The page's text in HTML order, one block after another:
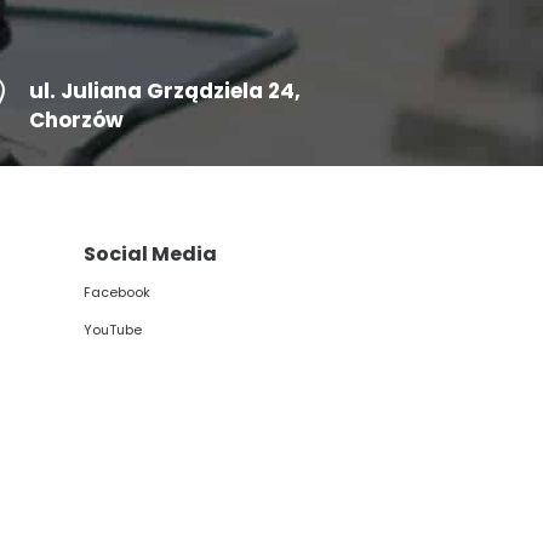
ul. Juliana Grządziela 24,
Chorzów
Social Media
Facebook
YouTube